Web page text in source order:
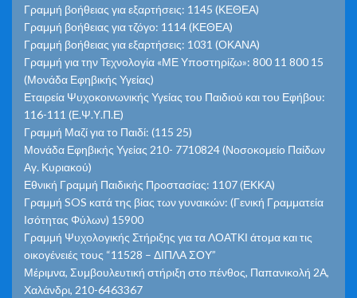
Γραμμή βοήθειας για εξαρτήσεις: 1145 (ΚΕΘΕΑ)
Γραμμή βοήθειας για τζόγο: 1114 (ΚΕΘΕΑ)
Γραμμή βοήθειας για εξαρτήσεις: 1031 (ΟΚΑΝΑ)
Γραμμή για την Τεχνολογία «ΜΕ Υποστηρίζω»: 800 11 800 15
(Μονάδα Εφηβικής Υγείας)
Εταιρεία Ψυχοκοινωνικής Υγείας του Παιδιού και του Εφήβου:
116-111 (Ε.Ψ.Υ.Π.Ε)
Γραμμή Μαζί για το Παιδί: (115 25)
Μονάδα Εφηβικής Υγείας 210- 7710824 (Νοσοκομείο Παίδων
Αγ. Κυριακού)
Εθνική Γραμμή Παιδικής Προστασίας: 1107 (ΕΚΚΑ)
Γραμμή SOS κατά της βίας των γυναικών: (Γενική Γραμματεία
Ισότητας Φύλων) 15900
Γραμμή Ψυχολογικής Στήριξης για τα ΛΟΑΤΚΙ άτομα και τις
οικογένειές τους “11528 – ΔΙΠΛΑ ΣΟΥ”
Μέριμνα, Συμβουλευτική στήριξη στο πένθος, Παπανικολή 2Α,
Χαλάνδρι, 210-6463367